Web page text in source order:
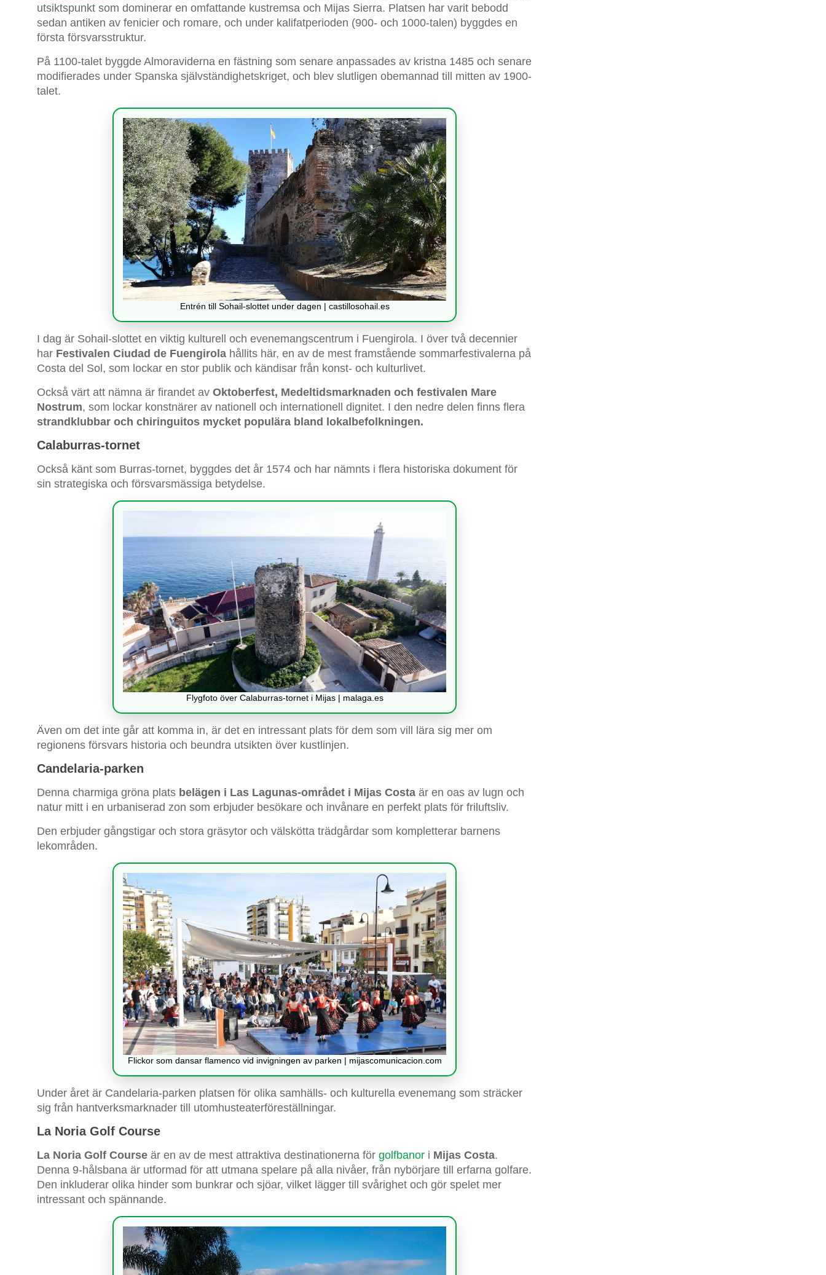
utsiktspunkt som dominerar en omfattande kustremsa och Mijas Sierra. Platsen har varit bebodd
sedan antiken av fenicier och romare, och under kalifatperioden (900- och 1000-talen) byggdes en
första försvarsstruktur.
På 1100-talet byggde Almoraviderna en fästning som senare anpassades av kristna 1485 och senare
modifierades under Spanska självständighetskriget, och blev slutligen obemannad till mitten av 1900-
talet.
Entrén till Sohail-slottet under dagen | castillosohail.es
I dag är Sohail-slottet en viktig kulturell och evenemangscentrum i Fuengirola. I över två decennier
har Festivalen Ciudad de Fuengirola hållits här, en av de mest framstående sommarfestivalerna på
Costa del Sol, som lockar en stor publik och kändisar från konst- och kulturlivet.
Också värt att nämna är firandet av Oktoberfest, Medeltidsmarknaden och festivalen Mare
Nostrum, som lockar konstnärer av nationell och internationell dignitet. I den nedre delen finns flera
strandklubbar och chiringuitos mycket populära bland lokalbefolkningen.
Calaburras-tornet
Också känt som Burras-tornet, byggdes det år 1574 och har nämnts i flera historiska dokument för
sin strategiska och försvarsmässiga betydelse.
Flygfoto över Calaburras-tornet i Mijas | malaga.es
Även om det inte går att komma in, är det en intressant plats för dem som vill lära sig mer om
regionens försvars historia och beundra utsikten över kustlinjen.
Candelaria-parken
Denna charmiga gröna plats belägen i Las Lagunas-området i Mijas Costa är en oas av lugn och
natur mitt i en urbaniserad zon som erbjuder besökare och invånare en perfekt plats för friluftsliv.
Den erbjuder gångstigar och stora gräsytor och välskötta trädgårdar som kompletterar barnens
lekområden.
Flickor som dansar flamenco vid invigningen av parken | mijascomunicacion.com
Under året är Candelaria-parken platsen för olika samhälls- och kulturella evenemang som sträcker
sig från hantverksmarknader till utomhusteaterföreställningar.
La Noria Golf Course
La Noria Golf Course är en av de mest attraktiva destinationerna för golfbanor i Mijas Costa.
Denna 9-hålsbana är utformad för att utmana spelare på alla nivåer, från nybörjare till erfarna golfare.
Den inkluderar olika hinder som bunkrar och sjöar, vilket lägger till svårighet och gör spelet mer
intressant och spännande.